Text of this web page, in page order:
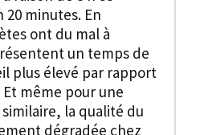
minutes. En
ont du mal à
un temps de
plus élevé par rapport
même pour une
la qualité du
dégradée chez